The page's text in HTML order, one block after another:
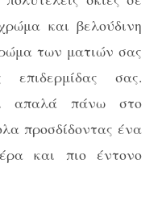
και βελούδινη
των ματιών σας
σας.
απαλά πάνω στο
προσδίδοντας ένα
και πιο έντονο